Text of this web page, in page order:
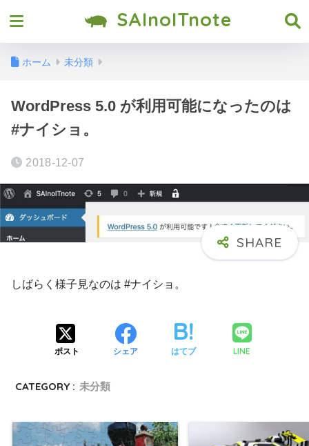
SAInoITnote
ホーム 未分類
WordPress 5.0 が利用可能になったのは
#ナイショ。
2018-12-07
しばらく様子見なのは #ナイショ。
ポスト シェア はてブ LINE
CATEGORY : 未分類